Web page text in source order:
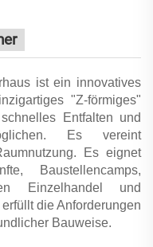
ist ein innovatives
"Z-förmiges"
Entfalten und
Es vereint
Es eignet
Baustellencamps,
Einzelhandel und
die Anforderungen
Bauweise.